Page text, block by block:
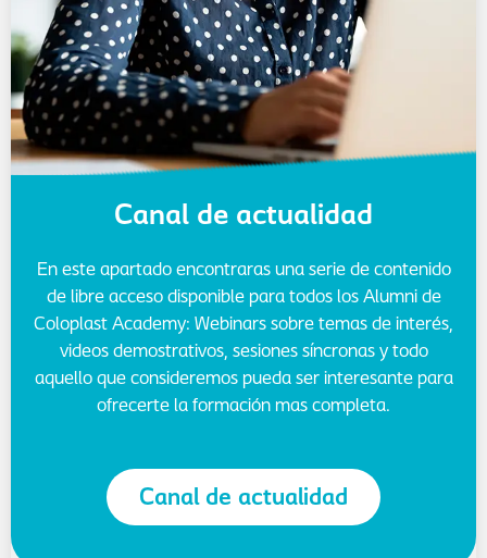
Canal de actualidad
En este apartado encontraras una serie de contenido
de libre acceso disponible para todos los Alumni de
Coloplast Academy: Webinars sobre temas de interés,
videos demostrativos, sesiones síncronas y todo
aquello que consideremos pueda ser interesante para
ofrecerte la formación mas completa.
Canal de actualidad